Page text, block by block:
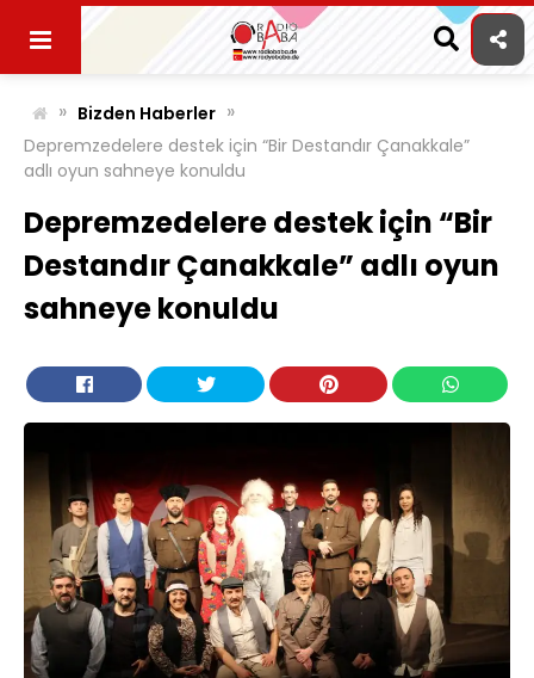
content
» Bizden Haberler »
Depremzedelere destek için “Bir Destandır Çanakkale”
adlı oyun sahneye konuldu
Depremzedelere destek için “Bir
Destandır Çanakkale” adlı oyun
sahneye konuldu